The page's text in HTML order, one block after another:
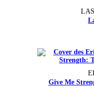
Give Me